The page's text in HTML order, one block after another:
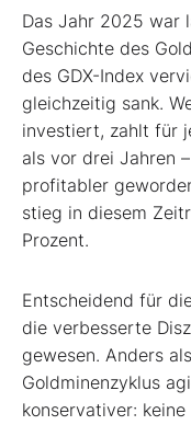
Das Jahr 2025 war
Geschichte des
des GDX-Index
gleichzeitig sank.
investiert, zahlt für
als vor drei Jahren
profitabler
stieg in diesem
Prozent.
Entscheidend für
die verbesserte
gewesen. Anders
Goldminenzyklus
konservativer: